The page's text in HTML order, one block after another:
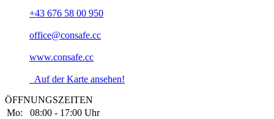
+43 676 58 00 950
office@consafe.cc
www.consafe.cc
Auf der Karte ansehen!
ÖFFNUNGSZEITEN
Mo:
08:00 - 17:00 Uhr